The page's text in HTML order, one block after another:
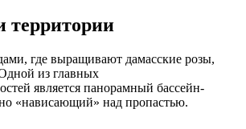
территории
где выращивают дамасские розы,
из главных
является панорамный бассейн-
«нависающий» над пропастью.